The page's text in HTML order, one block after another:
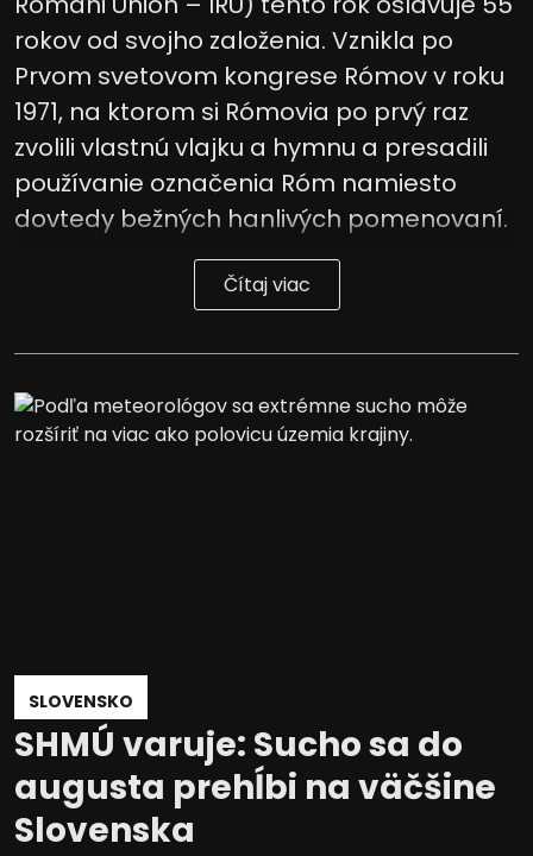
rokov od svojho založenia. Vznikla po
Prvom svetovom kongrese Rómov v roku
1971, na ktorom si Rómovia po prvý raz
zvolili vlastnú vlajku a hymnu a presadili
používanie označenia Róm namiesto
dovtedy bežných hanlivých pomenovaní.
Čítaj viac
SLOVENSKO
SHMÚ varuje: Sucho sa do
augusta prehĺbi na väčšine
Slovenska
Meranie výkonnosti obsahu
Pochopiť cieľové skupiny na základe
štatistík alebo spájania údajov z
rôznych zdrojov
Vývoj a zlepšovanie služieb
Použitie obmedzených údajov na výber
obsahu
Používanie presných údajov o
aktívne vyžiadaných informácií
Účely spracovania, ktoré nie sú v kompetencii IAB: